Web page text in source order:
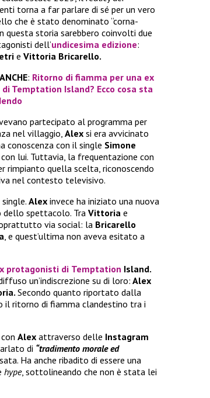
torna a far parlare di sé per un vero
che è stato denominato “corna-
questa storia sarebbero coinvolti due
dell’undicesima edizione:
e Vittoria Bricarello.
: Ritorno di fiamma per una ex
di Temptation Island? Ecco cosa sta
partecipato al programma per
nel villaggio, Alex si era avvicinato
conoscenza con il single Simone
lui. Tuttavia, la frequentazione con
rimpianto quella scelta, riconoscendo
nel contesto televisivo.
Alex invece ha iniziato una nuova
dello spettacolo. TraVittoria e
via social: la Bricarello
, e quest’ultima non aveva esitato a
protagonisti di Temptation Island.
un’indiscrezione su di loro:Alex
Secondo quanto riportato dalla
il ritorno di fiamma clandestino tra i
Alex attraverso delle Instagram
di “tradimento morale ed
Ha anche ribadito di essere una
hype, sottolineando che non è stata lei